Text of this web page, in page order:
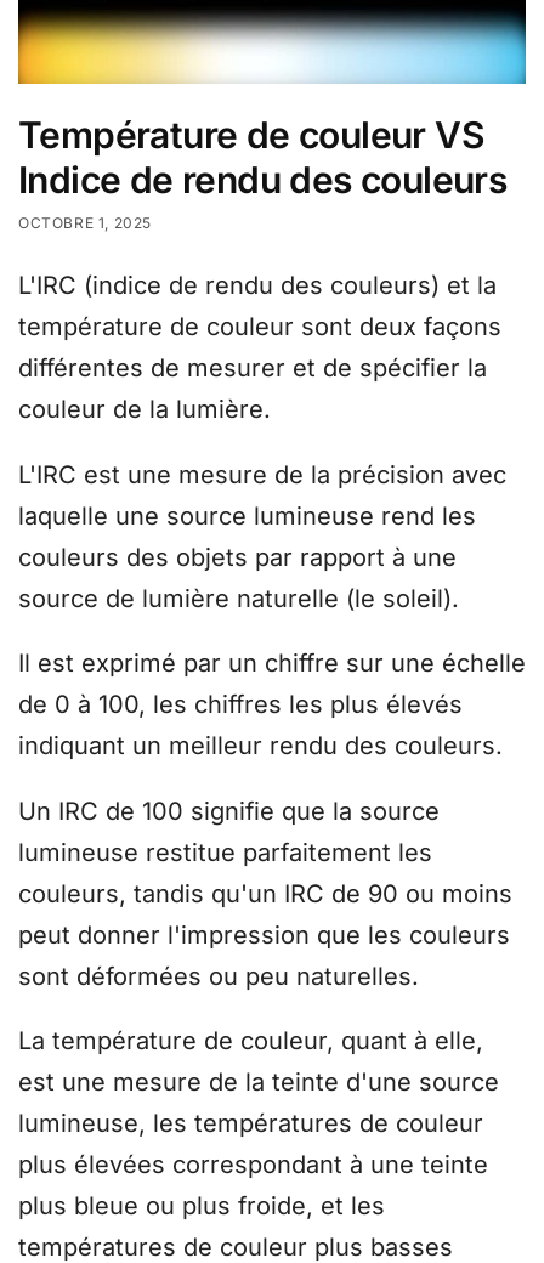
Température de couleur VS
Indice de rendu des couleurs
OCTOBRE 1, 2025
L'IRC (indice de rendu des couleurs) et la
température de couleur sont deux façons
différentes de mesurer et de spécifier la
couleur de la lumière.
L'IRC est une mesure de la précision avec
laquelle une source lumineuse rend les
couleurs des objets par rapport à une
source de lumière naturelle (le soleil).
Il est exprimé par un chiffre sur une échelle
de 0 à 100, les chiffres les plus élevés
indiquant un meilleur rendu des couleurs.
Un IRC de 100 signifie que la source
lumineuse restitue parfaitement les
couleurs, tandis qu'un IRC de 90 ou moins
peut donner l'impression que les couleurs
sont déformées ou peu naturelles.
La température de couleur, quant à elle,
est une mesure de la teinte d'une source
lumineuse, les températures de couleur
plus élevées correspondant à une teinte
plus bleue ou plus froide, et les
températures de couleur plus basses